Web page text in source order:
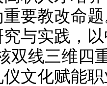
要教改命
与实践，
双线三维四
文化赋能